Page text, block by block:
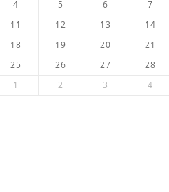
4 5 6 7
11 12 13 14
18 19 20 21
25 26 27 28
1 2 3 4